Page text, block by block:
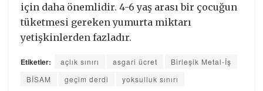
için daha önemlidir. 4-6 yaş arası bir çocuğun
tüketmesi gereken yumurta miktarı
yetişkinlerden fazladır.
Etiketler: açlık sınırı asgari ücret
Birleşik Metal-İş
BİSAM
geçim derdi yoksulluk sınırı